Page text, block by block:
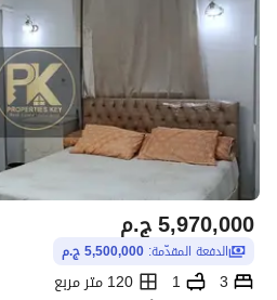
ج.م5,970,000
الدفعة المقدّمة: 5,500,000 ج.م
3
1
120 متر مربع